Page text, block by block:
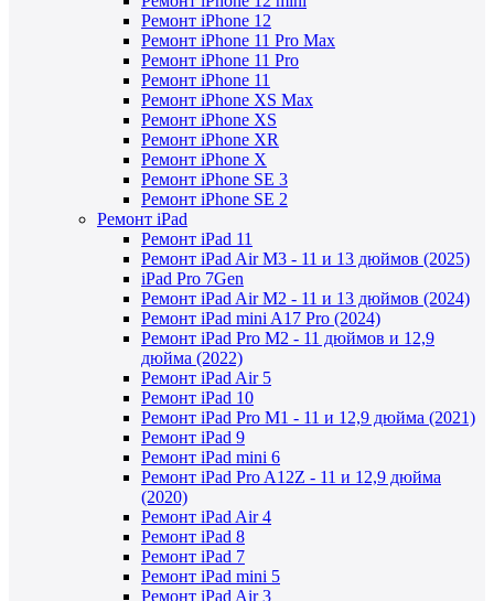
Ремонт iPhone 12
Ремонт iPhone 11 Pro Max
Ремонт iPhone 11 Pro
Ремонт iPhone 11
Ремонт iPhone XS Max
Ремонт iPhone XS
Ремонт iPhone XR
Ремонт iPhone X
Ремонт iPhone SE 3
Ремонт iPhone SE 2
Ремонт iPad
Ремонт iPad 11
Ремонт iPad Air M3 - 11 и 13 дюймов (2025)
iPad Pro 7Gen
Ремонт iPad Air M2 - 11 и 13 дюймов (2024)
Ремонт iPad mini A17 Pro (2024)
Ремонт iPad Pro M2 - 11 дюймов и 12,9
дюйма (2022)
Ремонт iPad Air 5
Ремонт iPad 10
Ремонт iPad Pro M1 - 11 и 12,9 дюйма (2021)
Ремонт iPad 9
Ремонт iPad mini 6
Ремонт iPad Pro A12Z - 11 и 12,9 дюйма
(2020)
Ремонт iPad Air 4
Ремонт iPad 8
Ремонт iPad 7
Ремонт iPad mini 5
Ремонт iPad Air 3